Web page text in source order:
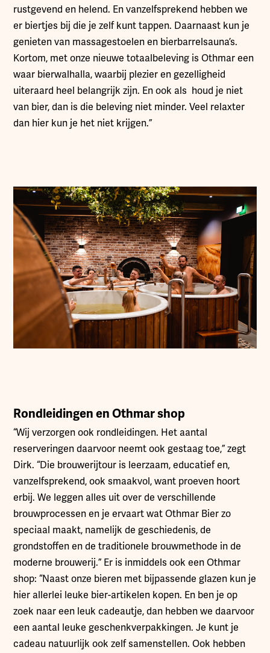
rustgevend en helend. En vanzelfsprekend hebben we
er biertjes bij die je zelf kunt tappen. Daarnaast kun je
genieten van massagestoelen en bierbarrelsauna’s.
Kortom, met onze nieuwe totaalbeleving is Othmar een
waar bierwalhalla, waarbij plezier en gezelligheid
uiteraard heel belangrijk zijn. En ook als houd je niet
van bier, dan is die beleving niet minder. Veel relaxter
dan hier kun je het niet krijgen.”
Rondleidingen en Othmar shop
“Wij verzorgen ook rondleidingen. Het aantal
reserveringen daarvoor neemt ook gestaag toe,” zegt
Dirk. “Die brouwerijtour is leerzaam, educatief en,
vanzelfsprekend, ook smaakvol, want proeven hoort
erbij. We leggen alles uit over de verschillende
brouwprocessen en je ervaart wat Othmar Bier zo
speciaal maakt, namelijk de geschiedenis, de
grondstoffen en de traditionele brouwmethode in de
moderne brouwerij.” Er is inmiddels ook een Othmar
shop: “Naast onze bieren met bijpassende glazen kun je
hier allerlei leuke bier-artikelen kopen. En ben je op
zoek naar een leuk cadeautje, dan hebben we daarvoor
een aantal leuke geschenkverpakkingen. Je kunt je
cadeau natuurlijk ook zelf samenstellen. Ook hebben